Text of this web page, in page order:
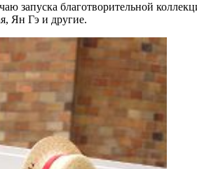
запуска благотворительной
Ян Гэ и другие.